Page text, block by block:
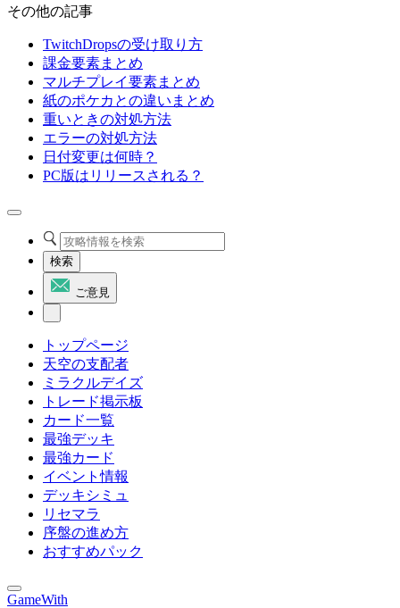
その他の記事
TwitchDropsの受け取り方
課金要素まとめ
マルチプレイ要素まとめ
紙のポケカとの違いまとめ
重いときの対処方法
エラーの対処方法
日付変更は何時？
PC版はリリースされる？
検索
ご意見
トップページ
天空の支配者
ミラクルデイズ
トレード掲示板
カード一覧
最強デッキ
最強カード
イベント情報
デッキシミュ
リセマラ
序盤の進め方
おすすめパック
GameWith